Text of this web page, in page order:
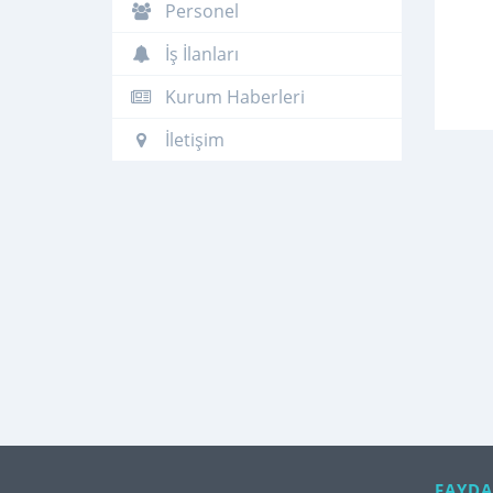
Personel
İş İlanları
Kurum Haberleri
İletişim